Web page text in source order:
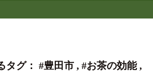
タグ： #豊田市 , #お茶の効能 ,